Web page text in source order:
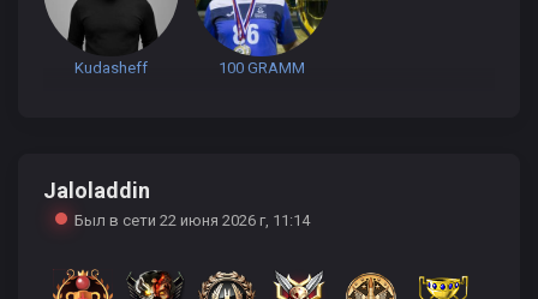
Kudasheff 100 GRAMM
Jaloladdin
Был в сети 22 июня 2026 г, 11:14